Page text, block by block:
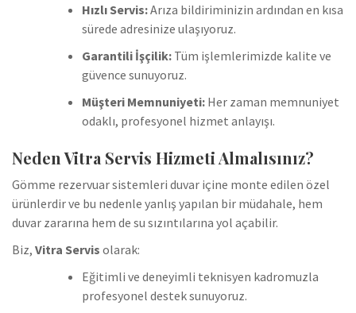
Hızlı Servis:Arıza bildiriminizin ardından en kısa
sürede adresinize ulaşıyoruz.
Garantili İşçilik: Tüm işlemlerimizde kalite ve
güvence sunuyoruz.
Müşteri Memnuniyeti: Her zaman memnuniyet
odaklı, profesyonel hizmet anlayışı.
Neden Vitra Servis Hizmeti Almalısınız?
Gömme rezervuar sistemleri duvar içine monte edilen özel
ürünlerdir ve bu nedenle yanlış yapılan bir müdahale, hem
duvar zararına hem de su sızıntılarına yol açabilir.
Biz, Vitra Servis olarak:
Eğitimli ve deneyimli teknisyen kadromuzla
profesyonel destek sunuyoruz.